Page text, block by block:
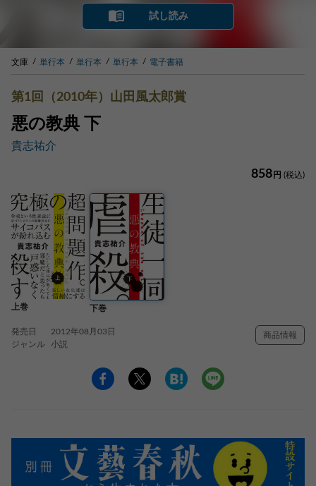
試し読み
文庫 単行本 単行本 単行本 電子書籍
第1回（2010年）山田風太郎賞
悪の教典 下
貴志祐介
858 円 (税込)
上巻 下巻
発売日
2012年08月03日
ジャンル
小説
商品情報